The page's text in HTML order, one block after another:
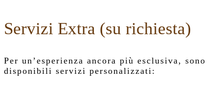
Servizi Extra (su richiesta)
Per un’esperienza ancora più esclusiva, sono
disponibili servizi personalizzati: